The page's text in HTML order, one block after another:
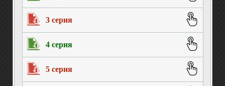
3 серия
4 серия
5 серия